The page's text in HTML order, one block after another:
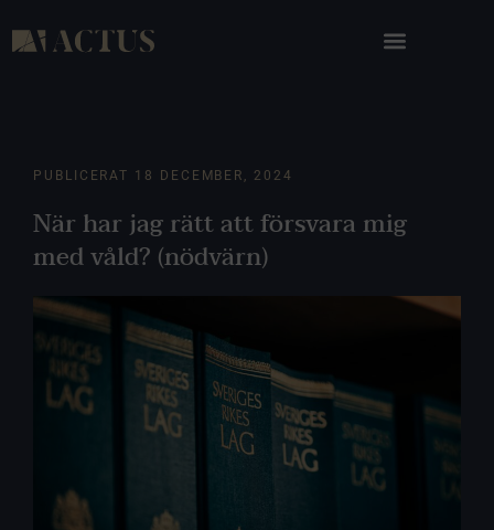
PUBLICERAT 18 DECEMBER, 2024
När har jag rätt att försvara mig
med våld? (nödvärn)